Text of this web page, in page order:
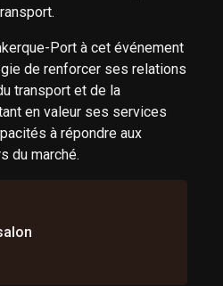
Port à cet événement
de renforcer ses relations
transport et de la
en valeur ses services
à répondre aux
du marché.